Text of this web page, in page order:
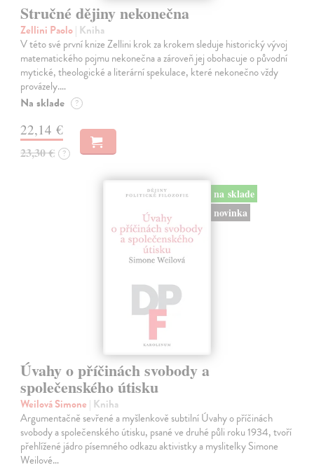
Stručné dějiny nekonečna
Zellini Paolo| Kniha
V této své první knize Zellini krok za krokem sleduje historický vývoj
matematického pojmu nekonečna a zároveň jej obohacuje o původní
mytické, theologické a literární spekulace, které nekonečno vždy
provázely.…
Na sklade ?
22,14 €
23,30 € ?
na sklade
novinka
Úvahy o příčinách svobody a
společenského útisku
Weilová Simone | Kniha
Argumentačně sevřené a myšlenkově subtilní Úvahy o příčinách
svobody a společenského útisku, psané ve druhé půli roku 1934, tvoří
přehlížené jádro písemného odkazu aktivistky a myslitelky Simone
Weilové…